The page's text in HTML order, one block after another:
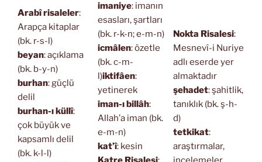
Arabî risaleler:
Arapça kitaplar
(bk. r-s-l)
beyan: açıklama
(bk. b-y-n)
burhan: güçlü
delil
burhan-ı küllî:
çok büyük ve
kapsamlı delil
(bk. k-l-l)
imaniye: imanın
esasları, şartları
(bk. r-k-n; e-m-n)
icmâlen: özetle
(bk. c-m-
l)iktifâen:
yetinerek
iman-ı billâh:
Allah’a iman (bk.
e-m-n)
kat’î: kesin
Nokta Risalesi:
Mesnevî-i Nuriye
adlı eserde yer
almaktadır
şehadet: şahitlik,
tanıklık (bk. ş-h-
d)
tetkikat:
araştırmalar,